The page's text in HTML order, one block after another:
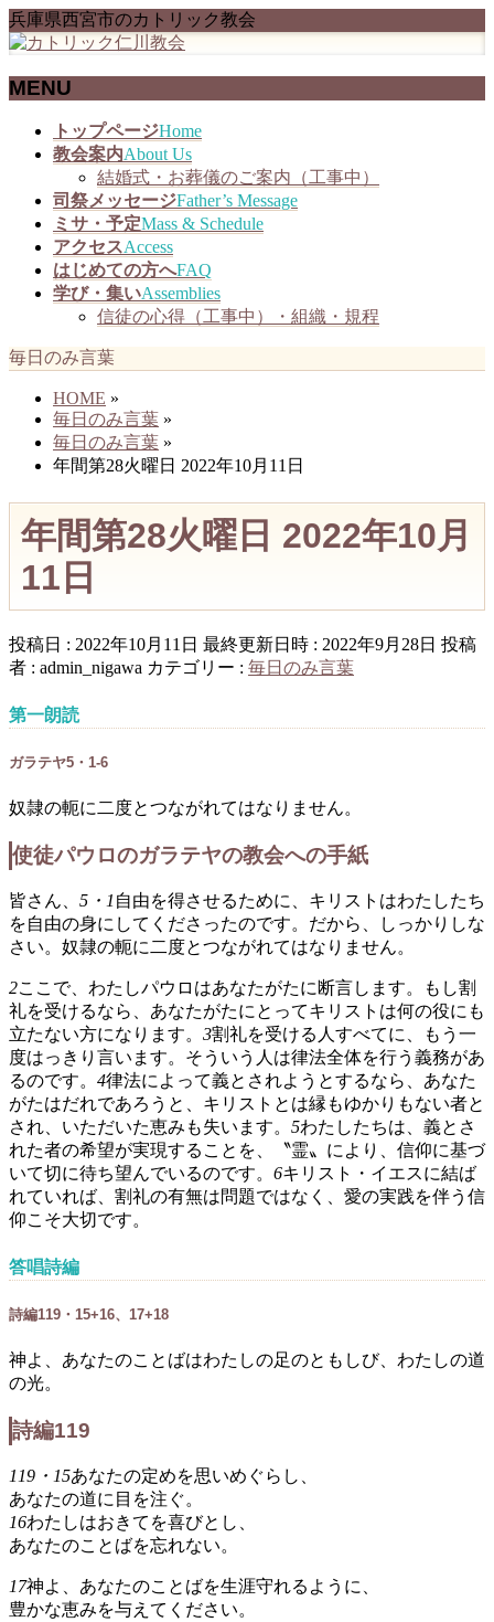
兵庫県西宮市のカトリック教会
MENU
トップページHome
教会案内About Us
結婚式・お葬儀のご案内（工事中）
司祭メッセージFather’s Message
ミサ・予定Mass & Schedule
アクセスAccess
はじめての方へFAQ
学び・集いAssemblies
信徒の心得（工事中）・組織・規程
毎日のみ言葉
HOME »
毎日のみ言葉 »
毎日のみ言葉 »
年間第28火曜日 2022年10月11日
年間第28火曜日 2022年10月
11日
投稿日 : 2022年10月11日 最終更新日時 : 2022年9月28日 投稿
者 : admin_nigawa カテゴリー : 毎日のみ言葉
第一朗読
ガラテヤ5・1-6
奴隷の軛に二度とつながれてはなりません。
使徒パウロのガラテヤの教会への手紙
皆さん、 5・1 自由を得させるために、キリストはわたしたち
を自由の身にしてくださったのです。だから、しっかりしな
さい。奴隷の軛に二度とつながれてはなりません。
2ここで、わたしパウロはあなたがたに断言します。もし割
礼を受けるなら、あなたがたにとってキリストは何の役にも
立たない方になります。 3割礼を受ける人すべてに、もう一
度はっきり言います。そういう人は律法全体を行う義務があ
るのです。 4律法によって義とされようとするなら、あなた
がたはだれであろうと、キリストとは縁もゆかりもない者と
され、いただいた恵みも失います。 5わたしたちは、義とさ
れた者の希望が実現することを、〝霊〟により、信仰に基づ
いて切に待ち望んでいるのです。 6キリスト・イエスに結ば
れていれば、割礼の有無は問題ではなく、愛の実践を伴う信
仰こそ大切です。
答唱詩編
詩編119・15+16、17+18
神よ、あなたのことばはわたしの足のともしび、わたしの道
の光。
詩編119
119・15あなたの定めを思いめぐらし、
あなたの道に目を注ぐ。
16わたしはおきてを喜びとし、
あなたのことばを忘れない。
17神よ、あなたのことばを生涯守れるように、
豊かな恵みを与えてください。